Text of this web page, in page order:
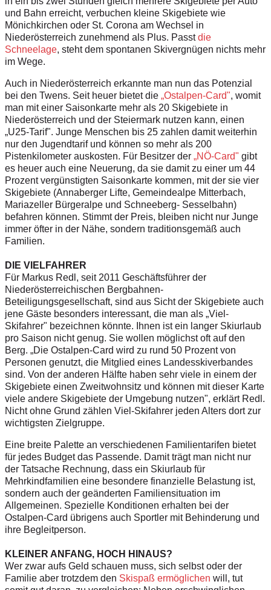
und Bahn erreicht, verbuchen kleine Skigebiete wie
Mönichkirchen oder St. Corona am Wechsel in
Niederösterreich zunehmend als Plus. Passtdie
Schneelage, steht dem spontanen Skivergnügen nichts mehr
im Wege.
Auch in Niederösterreich erkannte man nun das Potenzial
bei den Twens. Seit heuer bietet die „Ostalpen-Card", womit
man mit einer Saisonkarte mehr als 20 Skigebiete in
Niederösterreich und der Steiermark nutzen kann, einen
„U25-Tarif". Junge Menschen bis 25 zahlen damit weiterhin
nur den Jugendtarif und können so mehr als 200
Pistenkilometer auskosten. Für Besitzer der „NÖ-Card" gibt
es heuer auch eine Neuerung, da sie damit zu einer um 44
Prozent vergünstigten Saisonkarte kommen, mit der sie vier
Skigebiete (Annaberger Lifte, Gemeindealpe Mitterbach,
Mariazeller Bürgeralpe und Schneeberg- Sesselbahn)
befahren können. Stimmt der Preis, bleiben nicht nur Junge
immer öfter in der Nähe, sondern traditionsgemäß auch
Familien.
DIE VIELFAHRER
Für Markus Redl, seit 2011 Geschäftsführer der
Niederösterreichischen Bergbahnen-
Beteiligungsgesellschaft, sind aus Sicht der Skigebiete auch
jene Gäste besonders interessant, die man als „Viel-
Skifahrer" bezeichnen könnte. Ihnen ist ein langer Skiurlaub
pro Saison nicht genug. Sie wollen möglichst oft auf den
Berg. „Die Ostalpen-Card wird zu rund 50 Prozent von
Personen genutzt, die Mitglied eines Landesskiverbandes
sind. Von der anderen Hälfte haben sehr viele in einem der
Skigebiete einen Zweitwohnsitz und können mit dieser Karte
viele andere Skigebiete der Umgebung nutzen", erklärt Redl.
Nicht ohne Grund zählen Viel-Skifahrer jeden Alters dort zur
wichtigsten Zielgruppe.
Eine breite Palette an verschiedenen Familientarifen bietet
für jedes Budget das Passende. Damit trägt man nicht nur
der Tatsache Rechnung, dass ein Skiurlaub für
Mehrkindfamilien eine besondere finanzielle Belastung ist,
sondern auch der geänderten Familiensituation im
Allgemeinen. Spezielle Konditionen erhalten bei der
Ostalpen-Card übrigens auch Sportler mit Behinderung und
ihre Begleitperson.
KLEINER ANFANG, HOCH HINAUS?
Wer zwar aufs Geld schauen muss, sich selbst oder der
Familie aber trotzdem den Skispaß ermöglichen will, tut